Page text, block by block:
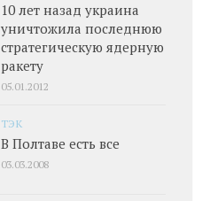
10 лет назад украина
уничтожила последнюю
стратегическую ядерную
ракету
05.01.2012
ТЭК
В Полтаве есть все
03.03.2008